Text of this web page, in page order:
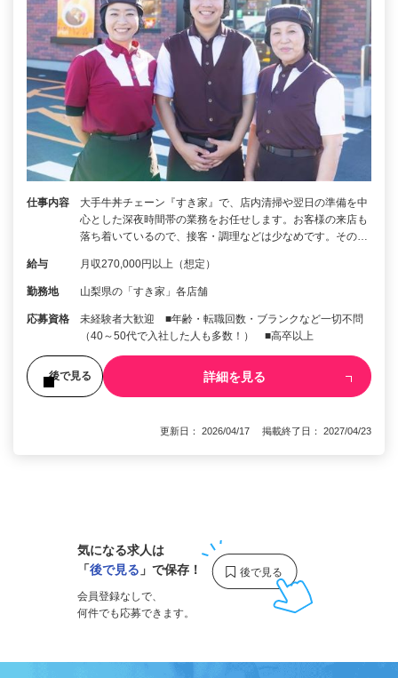
仕事内容
大手牛丼チェーン『すき家』で、店内清掃や翌日の準備を中
心とした深夜時間帯の業務をお任せします。お客様の来店も
落ち着いているので、接客・調理などは少なめです。その…
給与 月収270,000円以上（想定）
勤務地 山梨県の「すき家」各店舗
応募資格
未経験者大歓迎 ■年齢・転職回数・ブランクなど一切不問
（40～50代で入社した人も多数！） ■高卒以上
後で見る 詳細を見る
更新日： 2026/04/17 掲載終了日： 2027/04/23
気になる求人は
「後で見る 」で保存！
会員登録なしで、
何件でも応募できます。